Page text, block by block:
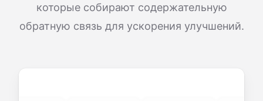
которые собирают содержательную
обратную связь для ускорения улучшений.